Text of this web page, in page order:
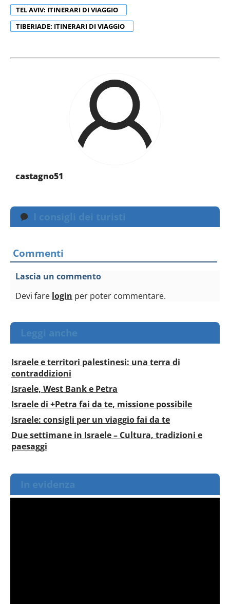
TEL AVIV: ITINERARI DI VIAGGIO
TIBERIADE: ITINERARI DI VIAGGIO
castagno51
I consigli dei turisti
Commenti
Lascia un commento
Devi fare login per poter commentare.
Leggi anche
Israele e territori palestinesi: una terra di
contraddizioni
Israele, West Bank e Petra
Israele di +Petra fai da te, missione possibile
Israele: consigli per un viaggio fai da te
Due settimane in Israele – Cultura, tradizioni e
paesaggi
In evidenza